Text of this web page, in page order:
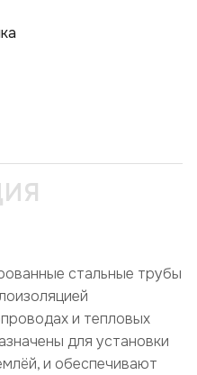
стальные трубы
и тепловых
для установки
и обеспечивают